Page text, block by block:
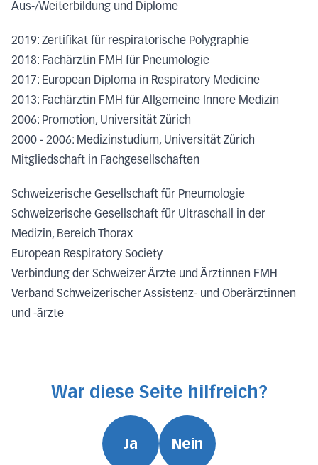
Aus-/Weiterbildung und Diplome
2019: Zertifikat für respiratorische Polygraphie
2018: Fachärztin FMH für Pneumologie
2017: European Diploma in Respiratory Medicine
2013: Fachärztin FMH für Allgemeine Innere Medizin
2006: Promotion, Universität Zürich
2000 - 2006: Medizinstudium, Universität Zürich
Mitgliedschaft in Fachgesellschaften
Schweizerische Gesellschaft für Pneumologie
Schweizerische Gesellschaft für Ultraschall in der
Medizin, Bereich Thorax
European Respiratory Society
Verbindung der Schweizer Ärzte und Ärztinnen FMH
Verband Schweizerischer Assistenz- und Oberärztinnen
und -ärzte
War diese Seite hilfreich?
Ja Nein